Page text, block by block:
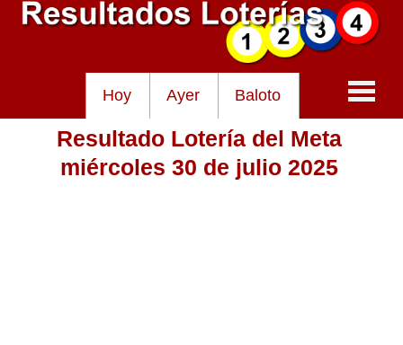
Hoy Ayer Baloto
Baloto
Resultado Lotería del Meta
miércoles 30 de julio 2025